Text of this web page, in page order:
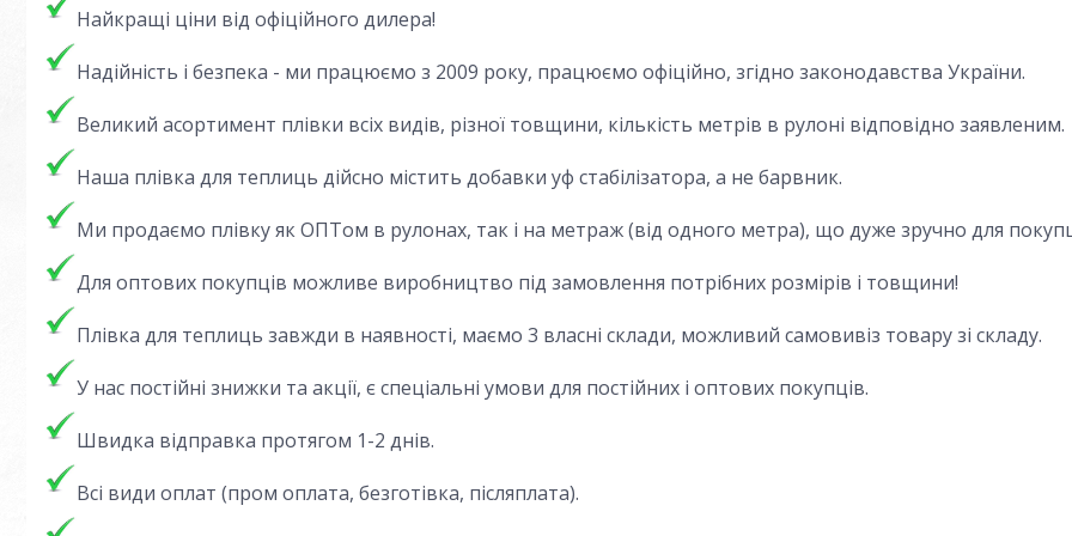
Найкращі ціни від офіційного дилера!
Надійність і безпека - ми працюємо з 2009 року, працюємо офіційно, згідно законодавства України.
Великий асортимент плівки всіх видів, різної товщини, кількість метрів в рулоні відповідно заявленим.
Наша плівка для теплиць дійсно містить добавки уф стабілізатора, а не барвник.
Ми продаємо плівку як ОПТом в рулонах, так і на метраж (від одного метра), що дуже зручно для
Для оптових покупців можливе виробництво під замовлення потрібних розмірів і товщини!
Плівка для теплиць завжди в наявності, маємо 3 власні склади, можливий самовивіз товару зі складу.
У нас постійні знижки та акції, є спеціальні умови для постійних і оптових покупців.
Швидка відправка протягом 1-2 днів.
Всі види оплат (пром оплата, безготівка, післяплата).